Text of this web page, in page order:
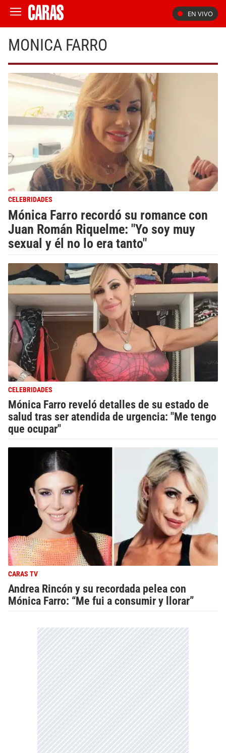
EN VIVO
MONICA FARRO
CELEBRIDADES
Mónica Farro recordó su romance con
Juan Román Riquelme: "Yo soy muy
sexual y él no lo era tanto"
CELEBRIDADES
Mónica Farro reveló detalles de su estado de
salud tras ser atendida de urgencia: "Me tengo
que ocupar"
CARAS TV
Andrea Rincón y su recordada pelea con
Mónica Farro: “Me fui a consumir y llorar”